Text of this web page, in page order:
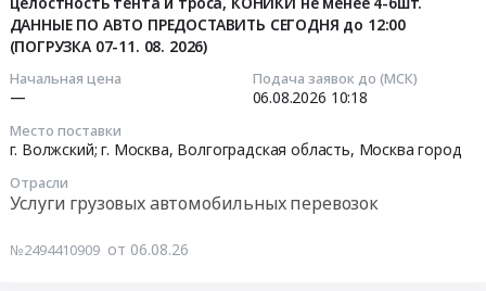
GPS).
ДАННЫЕ ПО АВТО ПРЕДОСТАВИТЬ СЕГОДНЯ до 12:00
(ПОГРУЗКА 07-11. 08. 2026)
Начальная цена
—
Подача заявок до (МСК)
06.08.2026 10:18
Место поставки
г. Волжский; г. Москва, Волгоградская область, Москва город
Отрасли
Услуги грузовых автомобильных перевозок
№2494410909 от 06.08.26